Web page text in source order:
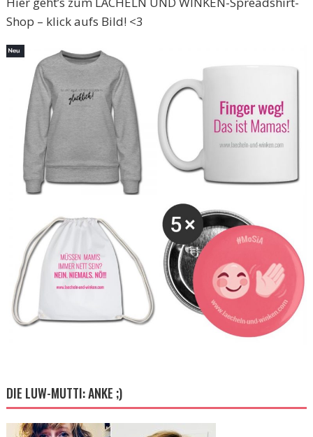
Shop – klick aufs Bild! <3
DIE LUW-MUTTI: ANKE ;)